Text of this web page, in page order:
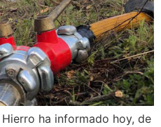
ha informado hoy, de